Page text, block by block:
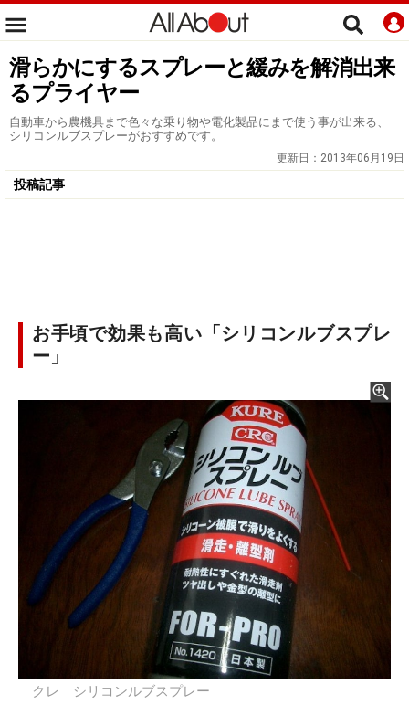
滑らかにするスプレーと緩みを解消出来
るプライヤー
自動車から農機具まで色々な乗り物や電化製品にまで使う事が出来る、
シリコンルブスプレーがおすすめです。
更新日： 2013年06月19日
投稿記事
お手頃で効果も高い「シリコンルブスプレ
ー」
クレ シリコンルブスプレー